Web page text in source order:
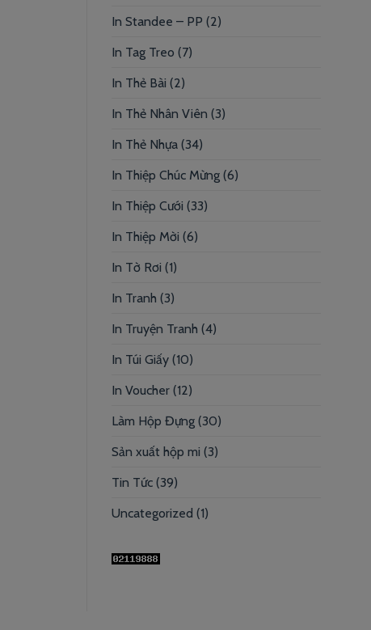
In Standee – PP (2)
In Tag Treo (7)
In Thẻ Bài (2)
In Thẻ Nhân Viên (3)
In Thẻ Nhựa (34)
In Thiệp Chúc Mừng (6)
In Thiệp Cưới (33)
In Thiệp Mời (6)
In Tờ Rơi (1)
In Tranh (3)
In Truyện Tranh (4)
In Túi Giấy (10)
In Voucher (12)
Làm Hộp Đựng (30)
Sản xuất hộp mi (3)
Tin Tức (39)
Uncategorized (1)